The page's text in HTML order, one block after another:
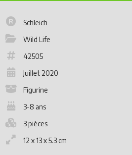
Schleich
Wild Life
42505
Juillet 2020
Figurine
3-8 ans
3 pièces
12 x 13 x 5.3 cm